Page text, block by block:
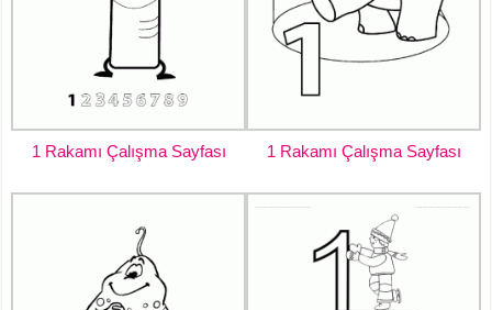
1 Rakamı Çalışma Sayfası 1 Rakamı Çalışma Sayfası